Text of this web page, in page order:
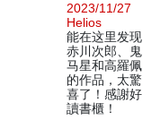
2023/11/27
Helios
能在这里发现
赤川次郎、鬼
马星和高羅佩
的作品，太驚
喜了！感謝好
讀書櫃！